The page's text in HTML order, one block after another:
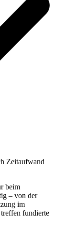
Zeitaufwand
beim
– von der
im
fundierte